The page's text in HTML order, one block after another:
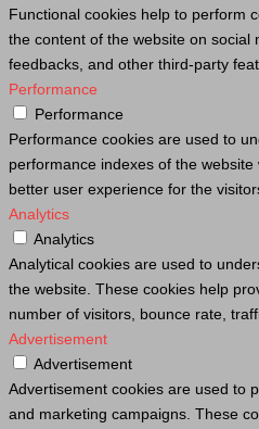
Functional cookies help to perform
the content of the website on social
feedbacks, and other third-party
Performance
Performance
Performance cookies are used to
performance indexes of the
better user experience for the
Analytics
Analytics
Analytical cookies are used to
the website. These cookies help
number of visitors, bounce rate,
Advertisement
Advertisement
Advertisement cookies are used to
and marketing campaigns. These